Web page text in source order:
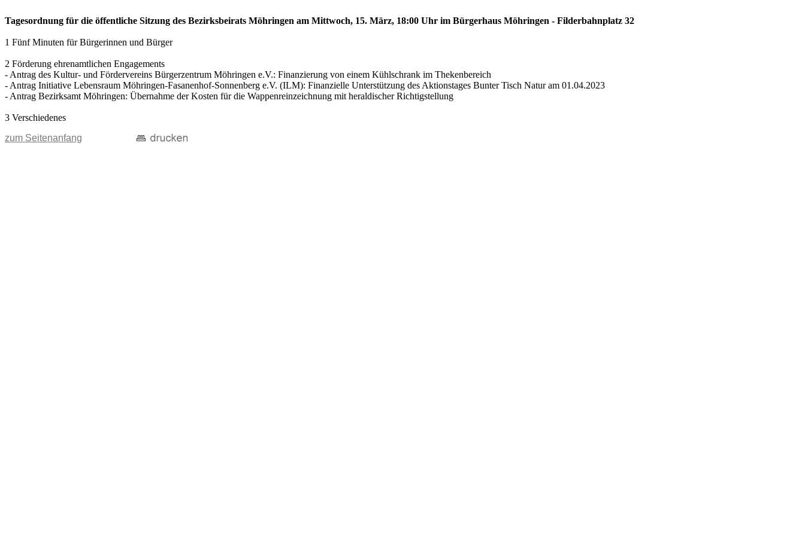
Tagesordnung für die öffentliche Sitzung des Bezirksbeirats Möhringen am Mittwoch, 15. März, 18:00 Uhr im Bürgerhaus Möhringen - Filderbahnplatz 32
1 Fünf Minuten für Bürgerinnen und Bürger
2 Förderung ehrenamtlichen Engagements
- Antrag des Kultur- und Fördervereins Bürgerzentrum Möhringen e.V.: Finanzierung von einem Kühlschrank im Thekenbereich
- Antrag Initiative Lebensraum Möhringen-Fasanenhof-Sonnenberg e.V. (ILM): Finanzielle Unterstützung des Aktionstages Bunter Tisch Natur am 01.04.2023
- Antrag Bezirksamt Möhringen: Übernahme der Kosten für die Wappenreinzeichnung mit heraldischer Richtigstellung
3 Verschiedenes
zum Seitenanfang